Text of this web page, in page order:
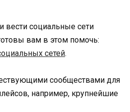
вести социальные сети
вам в этом помочь:
сетей.
сообществами для
например, крупнейшие